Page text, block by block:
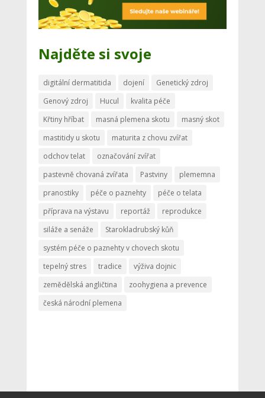
Najděte si svoje
digitální dermatitida dojení
Genetický zdroj
Genový zdroj
Hucul
kvalita péče
Křtiny hříbat
masná plemena skotu
masný skot
mastitidy u skotu
maturita z chovu zvířat
odchov telat
označování zvířat
pastevně chovaná zvířata
Pastviny
plememna
pranostiky
péče o paznehty
péče o telata
příprava na výstavu
reportáž
reprodukce
siláže a senáže
Starokladrubský kůň
systém péče o paznehty v chovech skotu
tepelný stres
tradice
výživa dojnic
zemědělská angličtina
zoohygiena a prevence
česká národní plemena